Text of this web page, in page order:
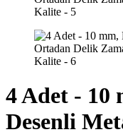
4 Adet - 10
Desenli